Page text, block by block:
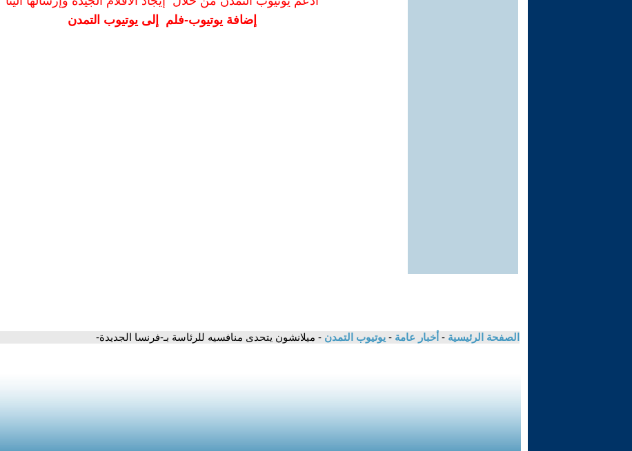
إضافة يوتيوب-فلم إلى يوتيوب التمدن
الصفحة الرئيسية - أخبار عامة - يوتيوب التمدن - ميلانشون يتحدى منافسيه للرئاسة بـ-فرنسا الجديدة-